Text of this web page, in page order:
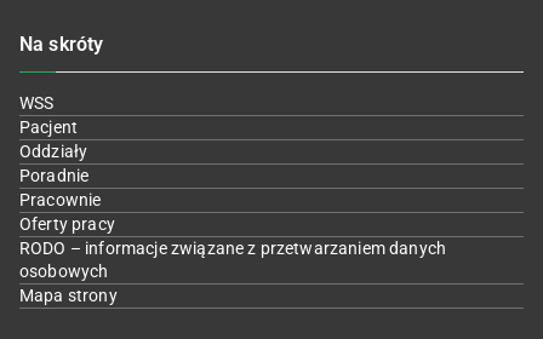
Na skróty
WSS
Pacjent
Oddziały
Poradnie
Pracownie
Oferty pracy
RODO – informacje związane z przetwarzaniem danych
osobowych
Mapa strony